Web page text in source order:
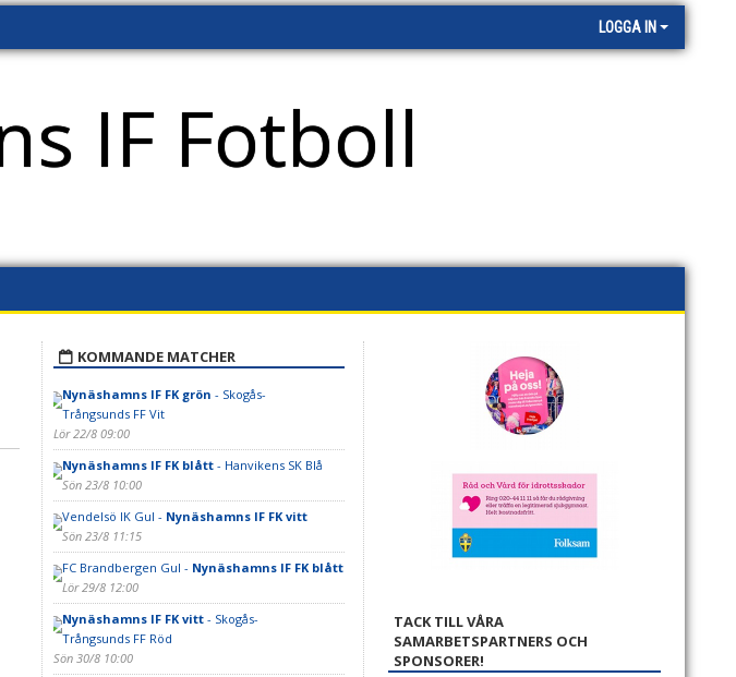
LOGGA IN
IF Fotboll
KOMMANDE MATCHER
Nynäshamns IF FK grön - Skogås-
Trångsunds FF Vit
Lör 22/8 09:00
Nynäshamns IF FK blått- Hanvikens SK Blå
Sön 23/8 10:00
Vendelsö IK Gul - Nynäshamns IF FK vitt
Sön 23/8 11:15
FC Brandbergen Gul - Nynäshamns IF FK blått
Lör 29/8 12:00
Nynäshamns IF FK vitt- Skogås-
Trångsunds FF Röd
Sön 30/8 10:00
TACK TILL VÅRA
SAMARBETSPARTNERS OCH
SPONSORER!